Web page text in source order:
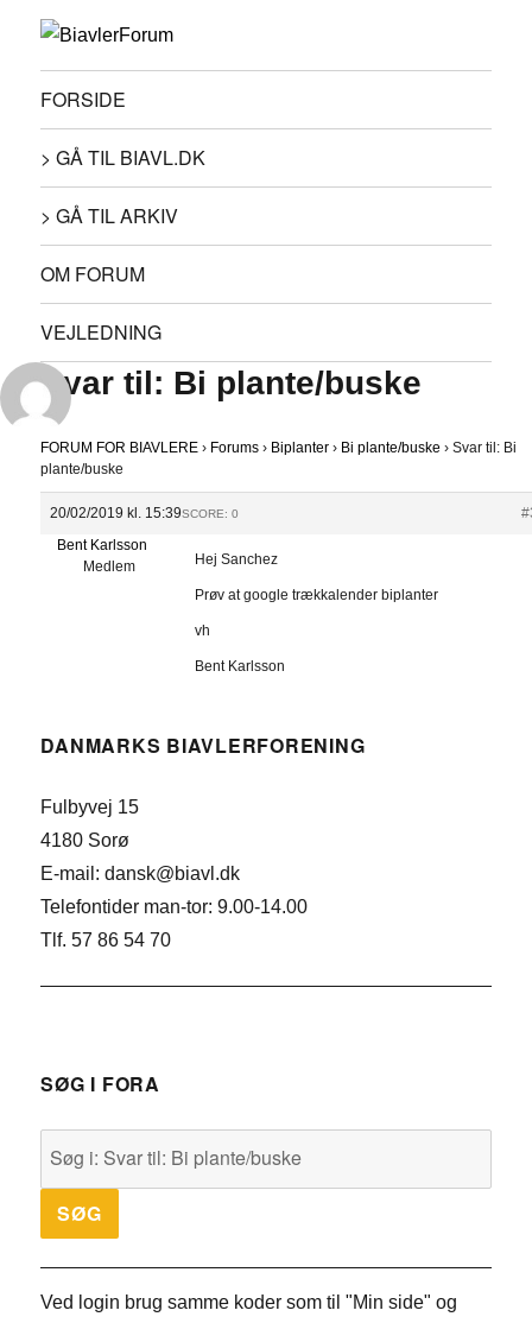
FORSIDE
> GÅ TIL BIAVL.DK
> GÅ TIL ARKIV
OM FORUM
VEJLEDNING
Svar til: Bi plante/buske
FORUM FOR BIAVLERE › Forums › Biplanter › Bi plante/buske › Svar til: Bi
plante/buske
20/02/2019 kl. 15:39SCORE: 0
Bent Karlsson
Medlem
Hej Sanchez
Prøv at google trækkalender biplanter
vh
Bent Karlsson
DANMARKS BIAVLERFORENING
Fulbyvej 15
4180 Sorø
E-mail: dansk@biavl.dk
Telefontider man-tor: 9.00-14.00
Tlf. 57 86 54 70
SØG I FORA
Ved login brug samme koder som til "Min side" og